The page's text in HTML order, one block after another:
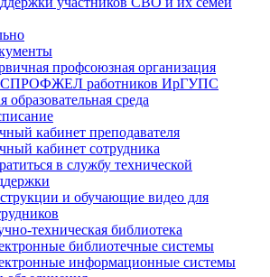
профсоюзная организация
работников ИрГУПС
образовательная среда
кабинет преподавателя
кабинет сотрудника
в службу технической
и обучающие видео для
техническая библиотека
библиотечные системы
информационные системы